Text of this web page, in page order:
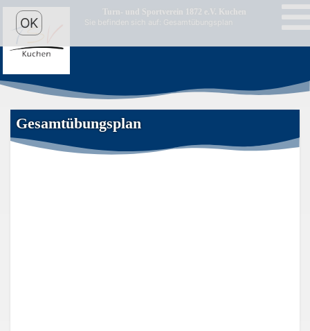
Turn- und Sportverein 1872 e.V. Kuchen
Sie befinden sich auf: Gesamtübungsplan
Gesamtübungsplan
OK